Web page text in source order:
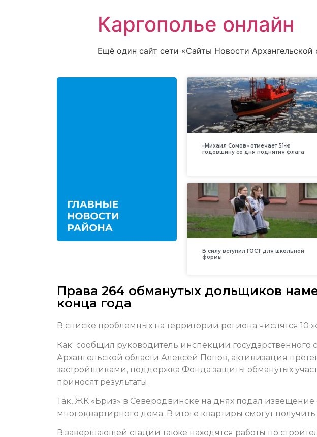
Каргополье онлайн
Ещё один сайт сети «Сайты Новости Архангельской
«Михаил Сомов» отмечает 51-ю
годовщину со дня поднятия флага
В силу вступил ГОСТ для школьной
формы
Права 264 обманутых дольщиков
конца года
В списке проблемных на территории региона числятся 10
Как сообщил руководитель инспекции государственного
Архангельской области Алексей Попов, активизация
застройщиками, поддержка Фонда защиты обманутых
приносят результаты.
Так, ЖК «Бриз» в Северодвинске на днях подал извещение
многоквартирного дома. В итоге квартиры смогут получить
В завершающей стадии также находятся работы по